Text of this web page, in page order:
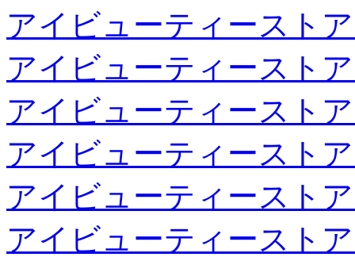
アイビューティースト
アイビューティースト
アイビューティースト
アイビューティースト
アイビューティースト
アイビューティースト